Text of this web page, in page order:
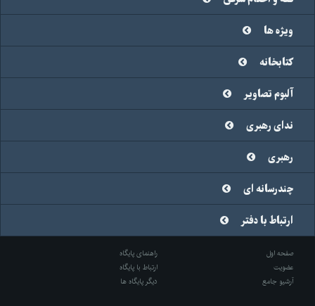
ویژه ها
کتابخانه
آلبوم تصاویر
ندای رهبری
رهبری
چندرسانه ای
ارتباط با دفتر
صفحه اول
راهنمای پایگاه
عضویت
ارتباط با پایگاه
آرشیو جامع
دیگر پایگاه ها